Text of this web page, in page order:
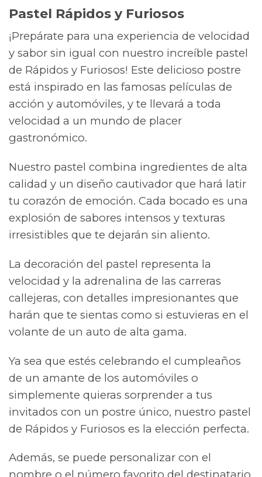
Pastel Rápidos y Furiosos
¡Prepárate para una experiencia de velocidad
y sabor sin igual con nuestro increíble pastel
de Rápidos y Furiosos! Este delicioso postre
está inspirado en las famosas películas de
acción y automóviles, y te llevará a toda
velocidad a un mundo de placer
gastronómico.
Nuestro pastel combina ingredientes de alta
calidad y un diseño cautivador que hará latir
tu corazón de emoción. Cada bocado es una
explosión de sabores intensos y texturas
irresistibles que te dejarán sin aliento.
La decoración del pastel representa la
velocidad y la adrenalina de las carreras
callejeras, con detalles impresionantes que
harán que te sientas como si estuvieras en el
volante de un auto de alta gama.
Ya sea que estés celebrando el cumpleaños
de un amante de los automóviles o
simplemente quieras sorprender a tus
invitados con un postre único, nuestro pastel
de Rápidos y Furiosos es la elección perfecta.
Además, se puede personalizar con el